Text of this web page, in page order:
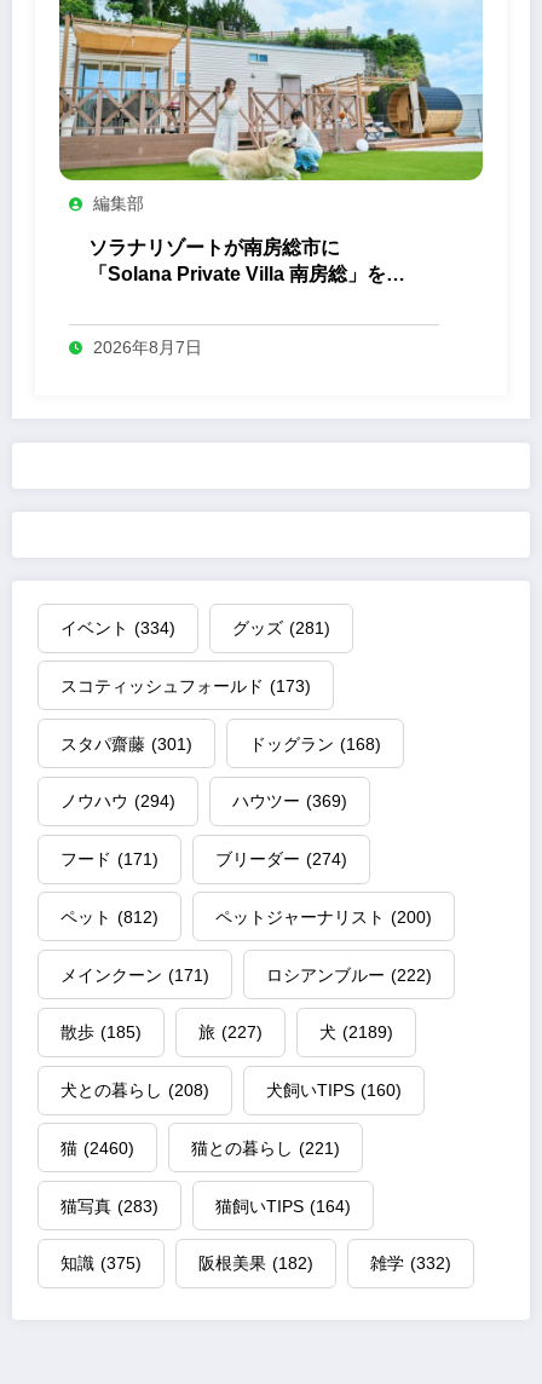
編集部
ソラナリゾートが南房総市に
「Solana Private Villa 南房総」を開
2026年8月7日
イベント (334) グッズ (281)
スコティッシュフォールド (173)
スタパ齋藤 (301) ドッグラン (168)
ノウハウ (294) ハウツー (369)
フード (171) ブリーダー (274)
ペット (812) ペットジャーナリスト (200)
メインクーン (171) ロシアンブルー (222)
散歩 (185) 旅 (227) 犬 (2189)
犬との暮らし (208) 犬飼いTIPS (160)
猫 (2460) 猫との暮らし (221)
猫写真 (283) 猫飼いTIPS (164)
知識 (375) 阪根美果 (182) 雑学 (332)